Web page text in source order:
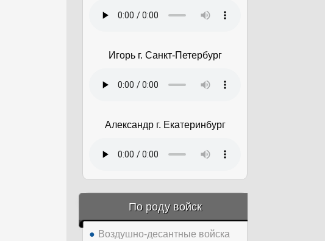
Игорь г. Санкт-Петербург
Александр г. Екатеринбург
По роду войск
Воздушно-десантные войска